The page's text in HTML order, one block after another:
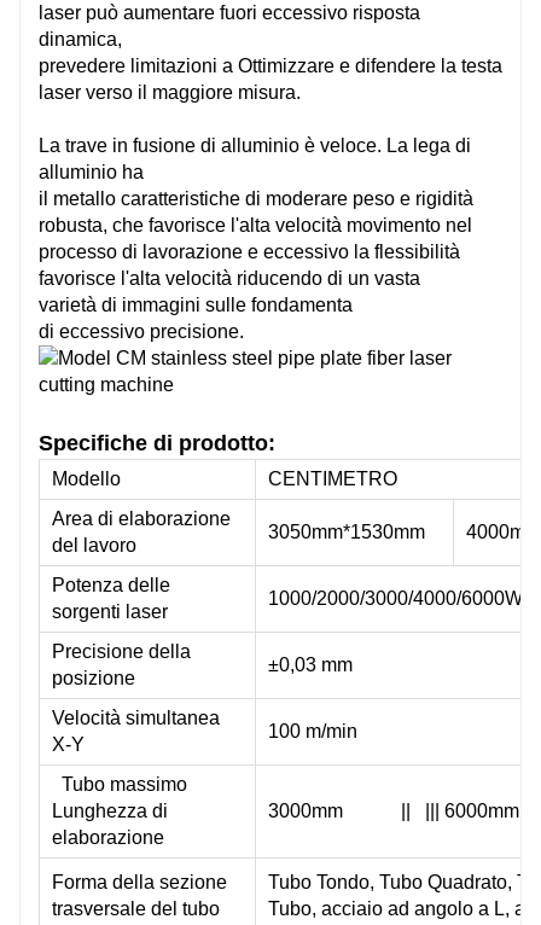
laser può aumentare fuori eccessivo risposta
dinamica,
prevedere limitazioni a Ottimizzare e difendere la testa
laser verso il maggiore misura.
La trave in fusione di alluminio è veloce. La lega di
alluminio ha
il metallo caratteristiche di moderare peso e rigidità
robusta, che favorisce l'alta velocità movimento nel
processo di lavorazione e eccessivo la flessibilità
favorisce l'alta velocità riducendo di un vasta
varietà di immagini sulle fondamenta
di eccessivo precisione.
Specifiche di prodotto:
Modello
CENTIMETRO
Area di elaborazione
del lavoro
3050mm*1530mm
Potenza delle
sorgenti laser
1000/2000/3000/4000/6000W
Precisione della
posizione
±0,03 mm
Velocità simultanea
X-Y
100 m/min
Tubo massimo
Lunghezza di
elaborazione
3000mm || ||| 6000mm
Forma della sezione
trasversale del tubo
Tubo Tondo, Tubo Quadrato,
Tubo, acciaio ad angolo a L,
lunghezza massima del tubo C-M3/6 è di 3 o 6 m
in Taiwan
in Taiwan
SMC
SMC
G, DXF, DWG, PLT, ENG